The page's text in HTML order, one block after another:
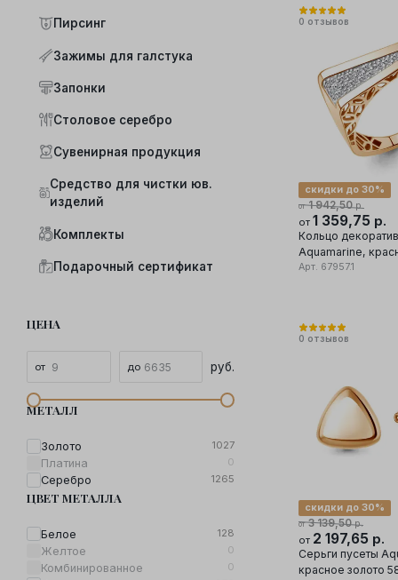
Пирсинг
Зажимы для галстука
Запонки
Столовое серебро
Сувенирная продукция
Средство для чистки юв.
изделий
Комплекты
Подарочный сертификат
ЦЕНА
руб.
МЕТАЛЛ
Золото 1027
Платина 0
Серебро 1265
ЦВЕТ МЕТАЛЛА
Белое 128
Желтое 0
Комбинированное 0
0 отзывов
от1 942,50р.
скидки до 30%
от 1 359,75 р.
Кольцо
Aquamarine,
585 проба,
Арт. 67957.1
0 отзывов
от3 139,50р.
скидки до 30%
от 2 197,65 р.
Серьги пусеты
красное золото